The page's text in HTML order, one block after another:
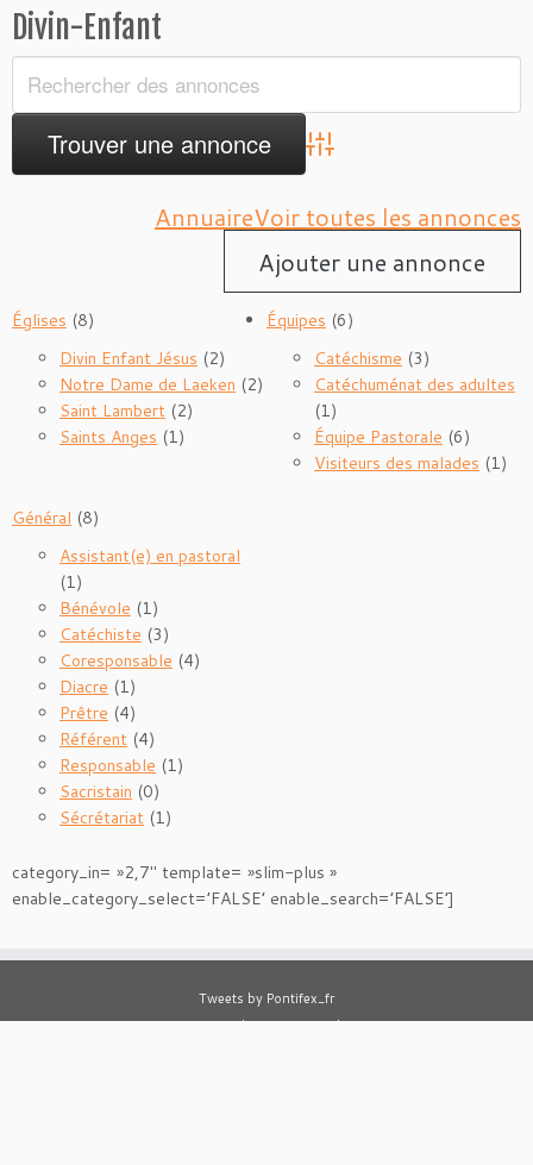
Divin-Enfant
Advanced Search
AnnuaireVoir toutes les annonces
Ajouter une annonce
Églises (8)
Divin Enfant Jésus (2)
Notre Dame de Laeken (2)
Saint Lambert (2)
Saints Anges (1)
Équipes (6)
Catéchisme (3)
Catéchuménat des adultes
(1)
Équipe Pastorale (6)
Visiteurs des malades (1)
Général (8)
Assistant(e) en pastoral
(1)
Bénévole (1)
Catéchiste (3)
Coresponsable (4)
Diacre (1)
Prêtre (4)
Référent (4)
Responsable (1)
Sacristain (0)
Sécrétariat (1)
category_in= »2,7″ template= »slim-plus »
enable_category_select=’FALSE’ enable_search=’FALSE’]
Tweets by Pontifex_fr
Tweets by AELF_officiel